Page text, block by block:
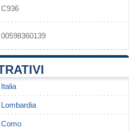
C936
00598360139
Italia
Lombardia
Como